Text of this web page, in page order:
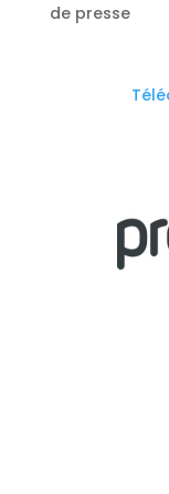
de presse